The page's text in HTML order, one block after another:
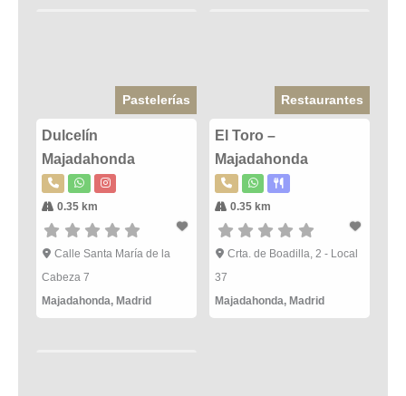
Pastelerías
Dulcelín
Majadahonda
0.35 km
Calle Santa María de la
Cabeza 7
Majadahonda, Madrid
Restaurantes
El Toro –
Majadahonda
0.35 km
Crta. de Boadilla, 2 - Local
37
Majadahonda, Madrid